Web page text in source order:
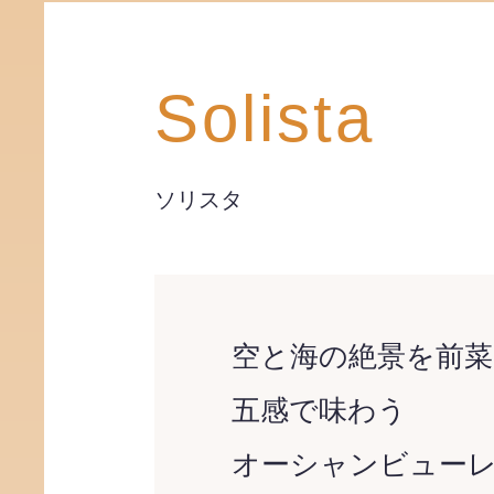
Solista
ソリスタ
空と海の絶景を前
五感で味わう
オーシャンビュー